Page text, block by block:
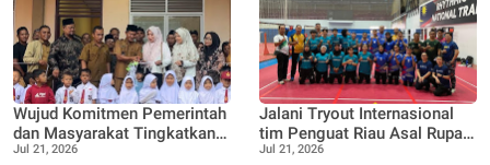
Wujud Komitmen Pemerintah
dan Masyarakat Tingkatkan
Akses Pendidikan, Gedung
Jul 21, 2026
Jalani Tryout Internasional
tim Penguat Riau Asal Rupat
Desa Pangkalan Nyirih,
Jul 21, 2026